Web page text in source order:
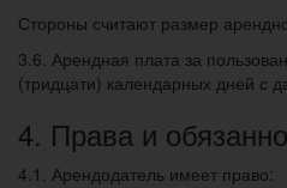
Стороны считают размер
3.6. Арендная плата за
(тридцати) календарных дней с
4. Права и
4.1. Арендодатель имеет право: